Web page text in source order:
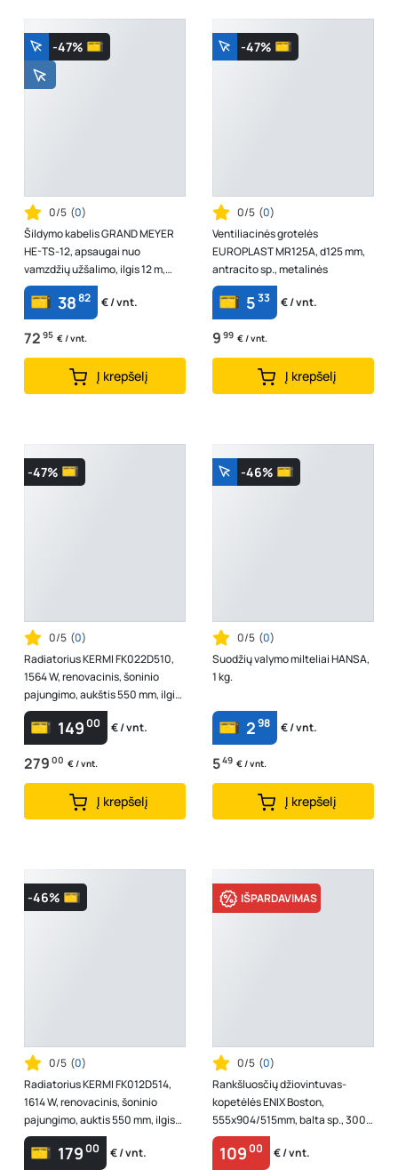
-47%
0/5 (0)
Šildymo kabelis GRAND MEYER
HE-TS-12, apsaugai nuo
vamzdžių užšalimo, ilgis 12 m,
galia 16 W/m, įtampa 230 V, galia
192 ... 3882 € / vnt.
72 95 € / vnt.
Į krepšelį
-47%
0/5 (0)
Ventiliacinės grotelės
EUROPLAST MR125A, d125 mm,
antracito sp., metalinės
533 € / vnt.
9 99 € / vnt.
Į krepšelį
-47%
0/5 (0)
Radiatorius KERMI FK022D510,
1564 W, renovacinis, šoninio
pajungimo, aukštis 550 mm, ilgis
1000 mm
14900 € / vnt.
279 00 € / vnt.
Į krepšelį
-46%
0/5 (0)
Suodžių valymo milteliai HANSA,
1 kg.
298 € / vnt.
549 € / vnt.
Į krepšelį
-46%
0/5 (0)
Radiatorius KERMI FK012D514,
1614 W, renovacinis, šoninio
pajungimo, auktis 550 mm, ilgis
1400 mm
17900 € / vnt.
IŠPARDAVIMAS
0/5 (0)
Rankšluosčių džiovintuvas-
kopetėlės ENIX Boston,
555x904/515mm, balta sp., 300
W
10900 € / vnt.